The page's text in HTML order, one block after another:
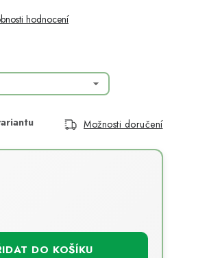
hodnocení
Možnosti doručení
DO KOŠÍKU